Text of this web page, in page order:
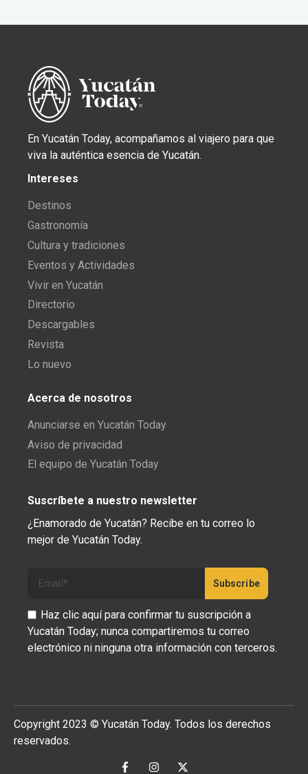
En Yucatán Today, acompañamos al viajero para que
viva la auténtica esencia de Yucatán.
Intereses
Destinos
Gastronomía
Cultura y tradiciones
Eventos y Actividades
Vivir en Yucatán
Directorio
Descargables
Revista
Lo nuevo
Acerca de nosotros
Anunciarse en Yucatán Today
Aviso de privacidad
El equipo de Yucatán Today
Suscríbete a nuestro newsletter
¿Enamorado de Yucatán? Recibe en tu correo lo
mejor de Yucatán Today.
Haz clic aquí para confirmar tu suscripción a
Yucatán Today; nunca compartiremos tu correo
electrónico ni ninguna otra información con terceros.
Copyright 2023 © Yucatán Today. Todos los derechos
reservados.